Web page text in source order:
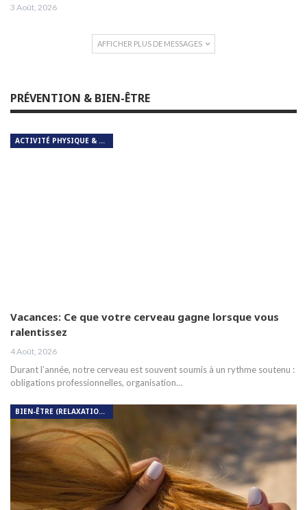
3 Août, 2026
AFFICHER PLUS DE MESSAGES
PRÉVENTION & BIEN-ÊTRE
ACTIVITÉ PHYSIQUE & RESPIRATION
Vacances: Ce que votre cerveau gagne lorsque vous
ralentissez
4 Août, 2026
Durant l’année, notre cerveau est souvent soumis à un rythme soutenu :
obligations professionnelles, organisation…
BIEN-ÊTRE (RELAXATION, MÉDITATION, SOIN DU CORPS)